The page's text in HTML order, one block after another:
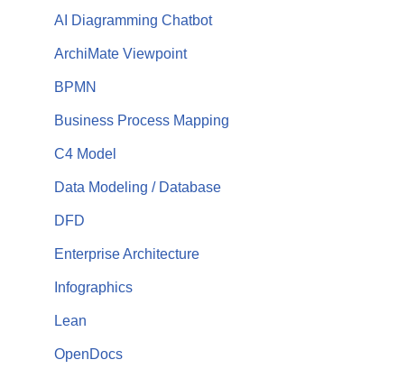
AI Diagramming Chatbot
ArchiMate Viewpoint
BPMN
Business Process Mapping
C4 Model
Data Modeling / Database
DFD
Enterprise Architecture
Infographics
Lean
OpenDocs